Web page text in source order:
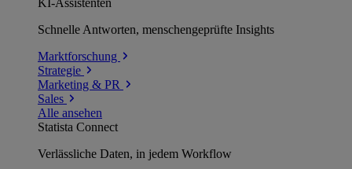
Schnelle Antworten, menschengeprüfte Insights
Marktforschung
Strategie
Marketing & PR
Sales
Alle ansehen
Statista Connect
Verlässliche Daten, in jedem Workflow